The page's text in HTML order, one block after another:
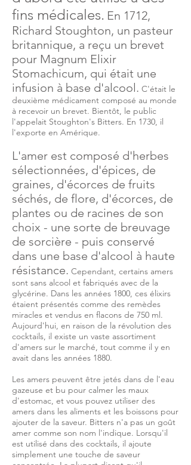
fins médicales. En 1712,
Richard Stoughton, un pasteur
britannique, a reçu un brevet
pour Magnum Elixir
Stomachicum, qui était une
infusion à base d'alcool. C'était le
deuxième médicament composé au monde
à recevoir un brevet. Bientôt, le public
l'appelait Stoughton's Bitters. En 1730, il
l'exporte en Amérique.
L'amer est composé d'herbes
sélectionnées, d'épices, de
graines, d'écorces de fruits
séchés, de flore, d'écorces, de
plantes ou de racines de son
choix - une sorte de breuvage
de sorcière - puis conservé
dans une base d'alcool à haute
résistance. Cependant, certains amers
sont sans alcool et fabriqués avec de la
glycérine. Dans les années 1800, ces élixirs
étaient présentés comme des remèdes
miracles et vendus en flacons de 750 ml.
Aujourd'hui, en raison de la révolution des
cocktails, il existe un vaste assortiment
d'amers sur le marché, tout comme il y en
avait dans les années 1880.
Les amers peuvent être jetés dans de l'eau
gazeuse et bu pour calmer les maux
d'estomac, et vous pouvez utiliser des
amers dans les aliments et les boissons pour
ajouter de la saveur. Bitters n'a pas un goût
amer comme son nom l'indique. Lorsqu'il
est utilisé dans des cocktails, il ajoute
simplement une touche de saveur